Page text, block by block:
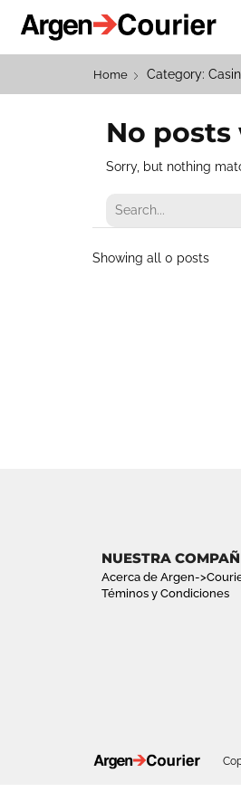
Home Category:
No
Sorry, but nothing
Showing all 0 posts
NUESTRA
Acerca de Argen-
Téminos y Condiciones